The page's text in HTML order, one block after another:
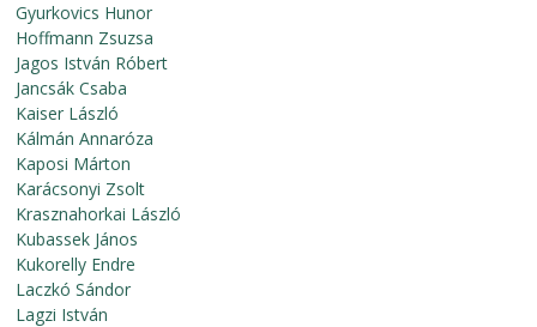
Gyurkovics Hunor
Hoffmann Zsuzsa
Jagos István Róbert
Jancsák Csaba
Kaiser László
Kálmán Annaróza
Kaposi Márton
Karácsonyi Zsolt
Krasznahorkai László
Kubassek János
Kukorelly Endre
Laczkó Sándor
Lagzi István